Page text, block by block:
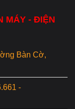
MÁY - ĐIỆN
Bàn Cờ,
-